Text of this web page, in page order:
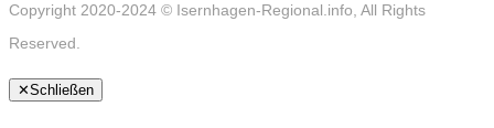
Copyright 2020-2024 © Isernhagen-Regional.info, All Rights
Reserved.
✕Schließen